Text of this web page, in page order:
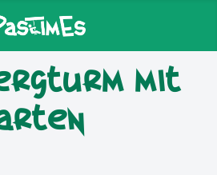
mit